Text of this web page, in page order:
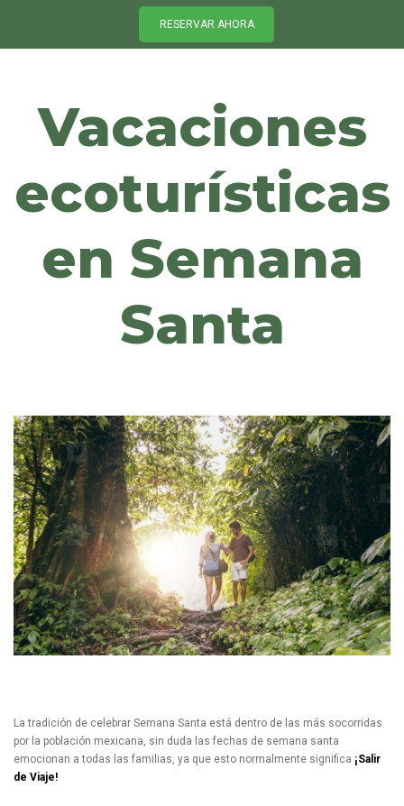
RESERVAR AHORA
Vacaciones
ecoturísticas
en Semana
Santa
La tradición de celebrar Semana Santa está dentro de las más socorridas
por la población mexicana, sin duda las fechas de semana santa
emocionan a todas las familias, ya que esto normalmente significa ¡Salir
de Viaje!